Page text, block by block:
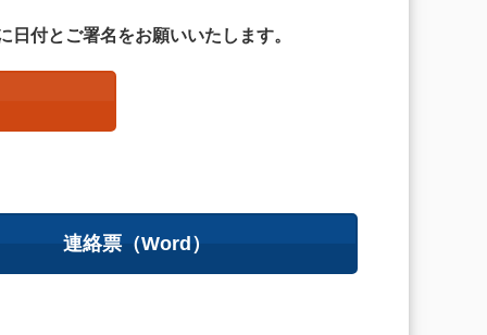
付とご署名をお願いいたします。
連絡票（Word）